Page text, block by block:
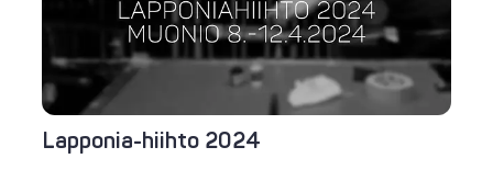
Lapponia-hiihto 2024